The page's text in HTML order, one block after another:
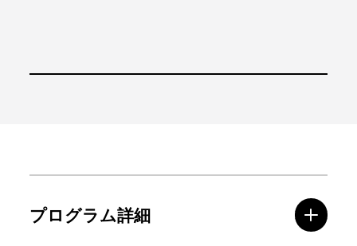
プログラム詳細